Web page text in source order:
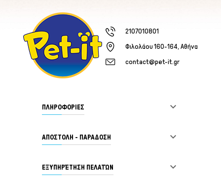
2107010801
Φιλολάου 160-164, Αθήνα
contact@pet-it.gr
ΠΛΗΡΟΦΟΡΙΕΣ 
ΑΠΟΣΤΟΛΗ - ΠΑΡΑΔΟΣΗ 
ΕΞΥΠΗΡΈΤΗΣΗ ΠΕΛΑΤΏΝ 